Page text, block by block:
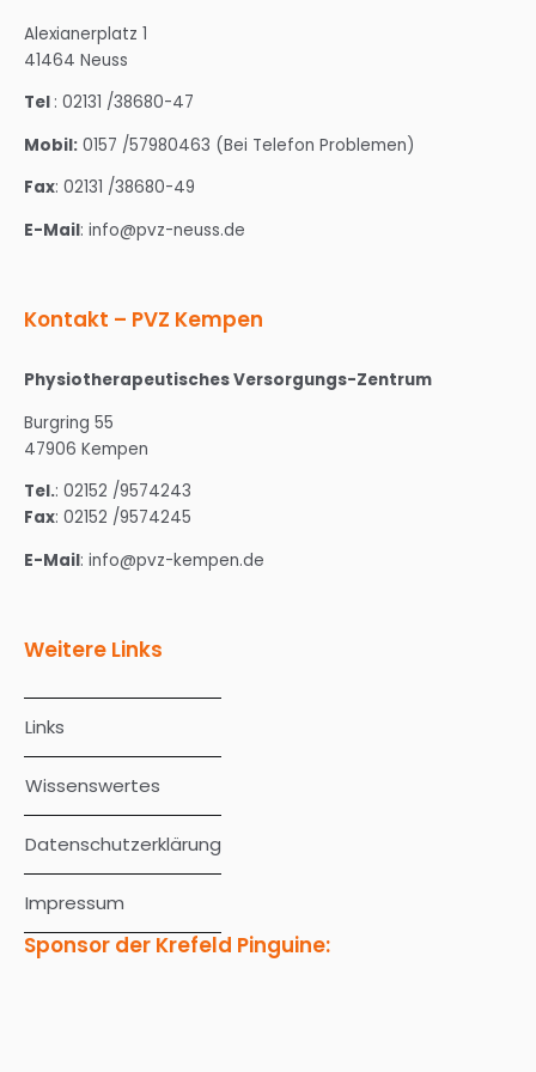
Alexianerplatz 1
41464 Neuss
Tel : 02131 /38680-47
Mobil: 0157 /57980463 (Bei Telefon Problemen)
Fax: 02131 /38680-49
E-Mail: info@pvz-neuss.de
Kontakt – PVZ Kempen
Physiotherapeutisches Versorgungs-Zentrum
Burgring 55
47906 Kempen
Tel.: 02152 /9574243
Fax: 02152 /9574245
E-Mail: info@pvz-kempen.de
Weitere Links
Links
Wissenswertes
Datenschutzerklärung
Impressum
Sponsor der Krefeld Pinguine: